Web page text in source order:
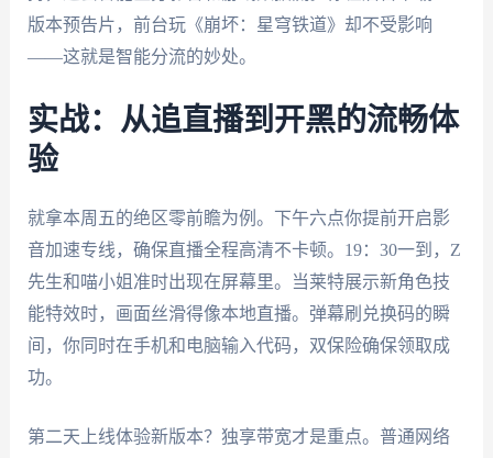
版本预告片，前台玩《崩坏：星穹铁道》却不受影响
——这就是智能分流的妙处。
实战：从追直播到开黑的流畅体
验
就拿本周五的绝区零前瞻为例。下午六点你提前开启影
音加速专线，确保直播全程高清不卡顿。19：30一到，Z
先生和喵小姐准时出现在屏幕里。当莱特展示新角色技
能特效时，画面丝滑得像本地直播。弹幕刷兑换码的瞬
间，你同时在手机和电脑输入代码，双保险确保领取成
功。
第二天上线体验新版本？独享带宽才是重点。普通网络